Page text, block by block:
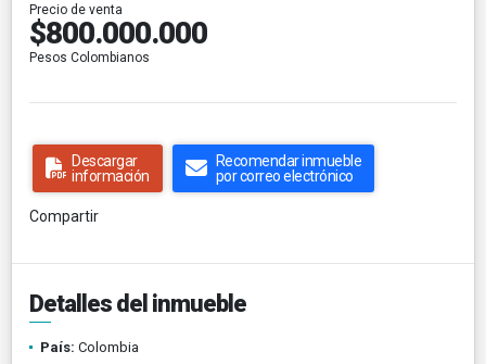
Precio de venta
$800.000.000
Pesos Colombianos
Descargar
información
Recomendar inmueble
por correo electrónico
Compartir
Detalles del inmueble
País: Colombia